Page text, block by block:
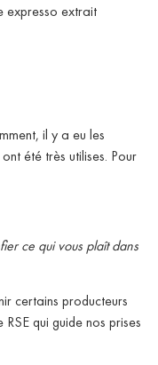
expresso extrait
il y a eu les
été très utilises. Pour
ce qui vous plaît dans
certains producteurs
qui guide nos prises